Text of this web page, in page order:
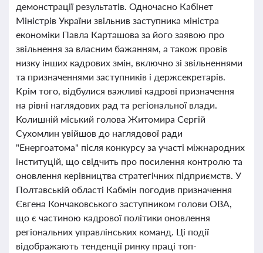
демонстрації результатів. Одночасно Кабінет
Міністрів України звільнив заступника міністра
економіки Павла Карташова за його заявою про
звільнення за власним бажанням, а також провів
низку інших кадрових змін, включно зі звільненнями
та призначеннями заступників і держсекретарів.
Крім того, відбулися важливі кадрові призначення
на рівні наглядових рад та регіональної влади.
Колишній міський голова Житомира Сергій
Сухомлин увійшов до наглядової ради
"Енергоатома" після конкурсу за участі міжнародних
інституцій, що свідчить про посилення контролю та
оновлення керівництва стратегічних підприємств. У
Полтавській області Кабмін погодив призначення
Євгена Кончаковського заступником голови ОВА,
що є частиною кадрової політики оновлення
регіональних управлінських команд. Ці події
відображають тенденції ринку праці топ-